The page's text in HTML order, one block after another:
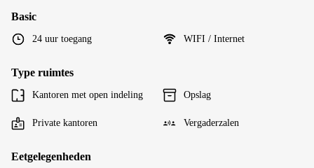
Basic
24 uur toegang WIFI / Internet
Type ruimtes
Kantoren met open indeling Opslag
Private kantoren Vergaderzalen
Eetgelegenheden